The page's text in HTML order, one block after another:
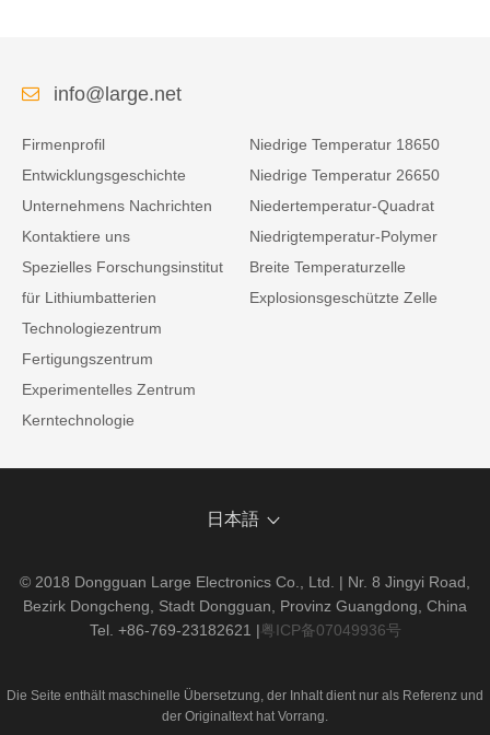
info@large.net
Firmenprofil
Entwicklungsgeschichte
Unternehmens Nachrichten
Kontaktiere uns
Spezielles Forschungsinstitut
für Lithiumbatterien
Technologiezentrum
Fertigungszentrum
Experimentelles Zentrum
Kerntechnologie
Niedrige Temperatur 18650
Niedrige Temperatur 26650
Niedertemperatur-Quadrat
Niedrigtemperatur-Polymer
Breite Temperaturzelle
Explosionsgeschützte Zelle
日本語
© 2018 Dongguan Large Electronics Co., Ltd. | Nr. 8 Jingyi Road,
Bezirk Dongcheng, Stadt Dongguan, Provinz Guangdong, China
Tel. +86-769-23182621 |粤ICP备07049936号
Die Seite enthält maschinelle Übersetzung, der Inhalt dient nur als Referenz und
der Originaltext hat Vorrang.